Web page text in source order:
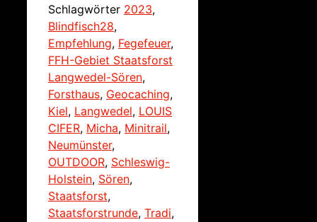
Schlagwörter 2023,
Blindfisch28,
Empfehlung, Fegefeuer,
FFH-Gebiet Staatsforst
Langwedel-Sören,
Forsthaus, Geocaching,
Kiel, Langwedel, LOUIS
CIFER, Micha, Minitrail,
Neumünster,
OUTDOOR, Schleswig-
Holstein, Sören,
Staatsforst,
Staatsforstrunde, Tradi,